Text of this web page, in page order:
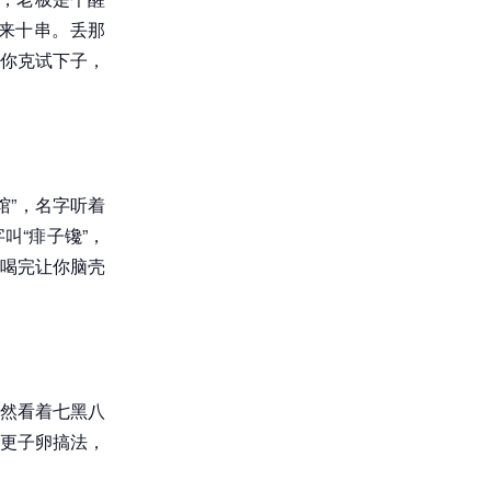
十串。丢那
克试下子，
”，名字听着
“痱子镵”，
完让你脑壳
看着七黑八
子卵搞法，